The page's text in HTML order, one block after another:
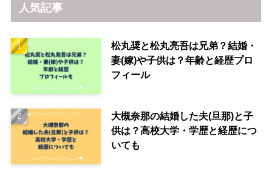
人気記事
松丸奨と松丸亮吾は兄弟？結婚・
妻(嫁)や子供は？年齢と経歴プロ
フィール
大槻奈那の結婚した夫(旦那)と子
供は？高校大学・学歴と経歴につ
いても